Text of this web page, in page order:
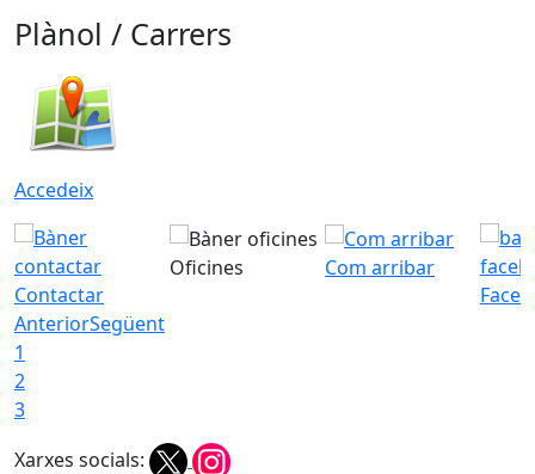
Plànol / Carrers
Accedeix
Contactar
Oficines
Com arribar
AnteriorSegüent
1
2
3
Xarxes socials: